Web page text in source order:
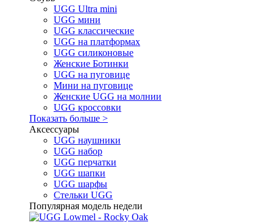
UGG Ultra mini
UGG мини
UGG классические
UGG на платформах
UGG силиконовые
Женские Ботинки
UGG на пуговице
Мини на пуговице
Женские UGG на молнии
UGG кроссовки
Показать больше >
Аксессуары
UGG наушники
UGG набор
UGG перчатки
UGG шапки
UGG шарфы
Стельки UGG
Популярная модель недели